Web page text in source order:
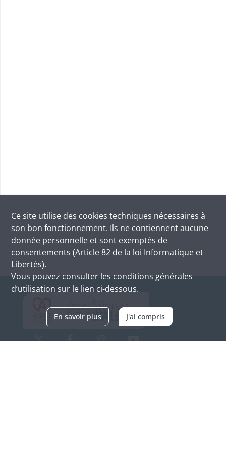
Ce site utilise des cookies techniques nécessaires à
son bon fonctionnement. Ils ne contiennent aucune
donnée personnelle et sont exemptés de
consentements (Article 82 de la loi Informatique et
Libertés).
Vous pouvez consulter les conditions générales
d’utilisation sur le lien ci-dessous.
En savoir plus J'ai compris